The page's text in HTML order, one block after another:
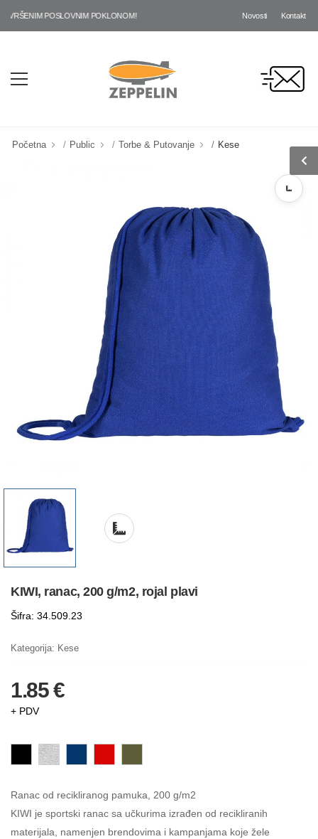
POSLOVNIM POKLONOM! Novosti Kontakt
Početna Public Torbe & Putovanje Kese
KIWI, ranac, 200 g/m2, rojal plavi
Šifra: 34.509.23
Kategorija: Kese
1.85 €
+ PDV
Ranac od recikliranog pamuka, 200 g/m2
KIWI je sportski ranac sa učkurima izrađen od recikliranih
materijala, namenjen brendovima i kampanjama koje žele